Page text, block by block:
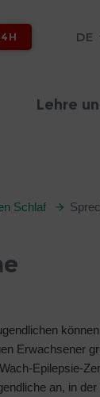
DE
Lehre
Schlaf
Erwachsener
Epilepsie-
an, in der